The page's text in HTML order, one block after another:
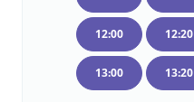
12:00 12:20
13:00 13:20